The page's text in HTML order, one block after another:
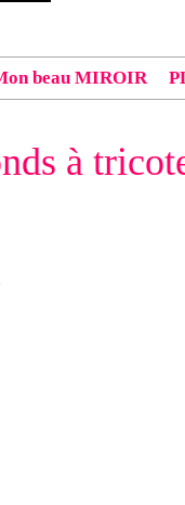
beau MIROIR
"Veste Rue
à